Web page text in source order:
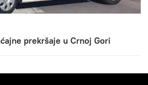
prekršaje u Crnoj Gori